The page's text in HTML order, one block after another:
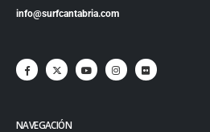
info@surfcantabria.com
NAVEGACIÓN